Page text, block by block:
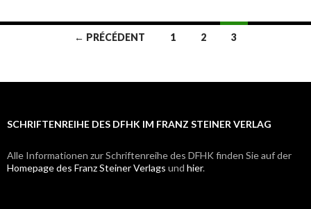
des
← PRÉCÉDENT 1 2 3
SCHRIFTENREIHE DES DFHK IM FRANZ STEINER VERLAG
Alle Informationen zur Schriftenreihe des DFHK finden Sie auf der
Homepage des Franz Steiner Verlags und hier.